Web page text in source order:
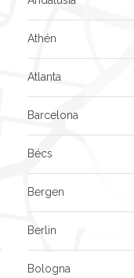
Athén
Atlanta
Barcelona
Bécs
Bergen
Berlin
Bologna